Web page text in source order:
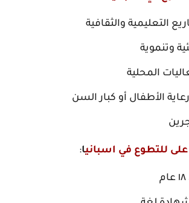
التعليمية والثقافية
وتنموية
المحلية
الأطفال أو كبار السن
للتطوع في اسبانيا: